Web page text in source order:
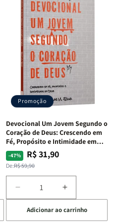
com
Mulheres
da
Bíblia
Equipe
Teológica
Penkal
com
Mulheres
da
Bíblia
|
Equipe
Teológica
Penkal
Promoção
Devocional Um Jovem Segundo o
Coração de Deus: Crescendo em
Fé, Propósito e Intimidade em
Deus
-47%
Preço
normal
De:R$ 59,90
Preço
promocional
R$ 31,90
Diminuir
a
quantidade
Aumentar
a
quantidade
Adicionar ao carrinho